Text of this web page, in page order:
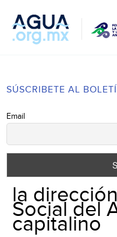
SÚSCRIBETE AL
Email
la
Social del
capitalino